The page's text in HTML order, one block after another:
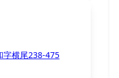
字横尾238-475